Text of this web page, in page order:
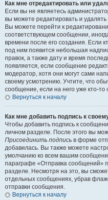
Как мне отредактировать или
Если вы не являетесь
вы можете редактировать и
Вы можете перейти к
соответствующем сообщении,
времени после его создания. Если
под ним появится небольшая
правок, а также дату и время
появляется, если сообщение
модератор, хотя они могут сами
своему усмотрению. Учтите, что
сообщение, если на него уже кто-то
Вернуться к началу
Как мне добавить подпись к
Чтобы добавить подпись к
личном разделе. После этого вы
Присоединить подпись в форме
добавилась. Вы также можете
умолчанию ко всем вашим
параграфе «Отправка сообщений»
разделе. Несмотря на это, вы
отдельных сообщениях, убрав
отправки сообщения.
Вернуться к началу